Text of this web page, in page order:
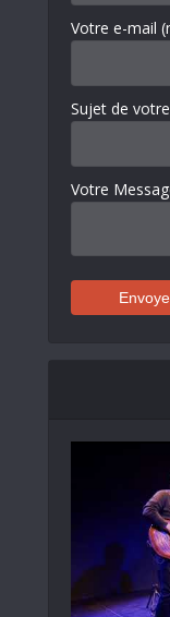
Votre e-mail
Sujet de
Votre